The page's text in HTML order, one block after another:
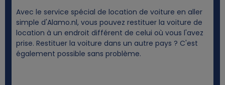
Avec le service spécial de location de voiture en aller
simple d'Alamo.nl, vous pouvez restituer la voiture de
location à un endroit différent de celui où vous l'avez
prise. Restituer la voiture dans un autre pays ? C'est
également possible sans problème.